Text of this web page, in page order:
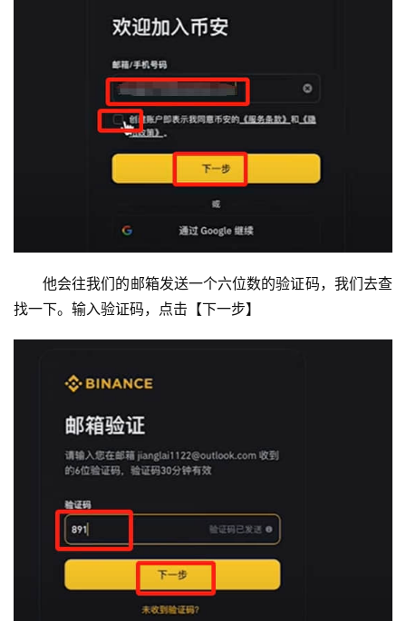
他会往我们的邮箱发送一个六位数的验证码，我们去查
找一下。输入验证码，点击【下一步】